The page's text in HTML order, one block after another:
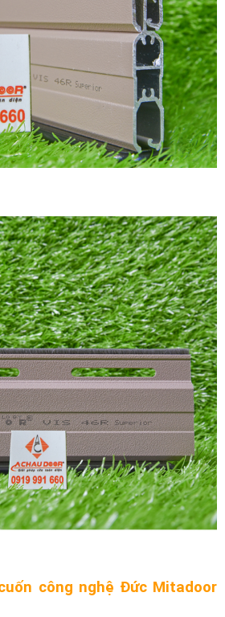
công nghệ Đức Mitadoor